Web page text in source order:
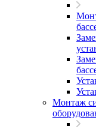
Монтаж